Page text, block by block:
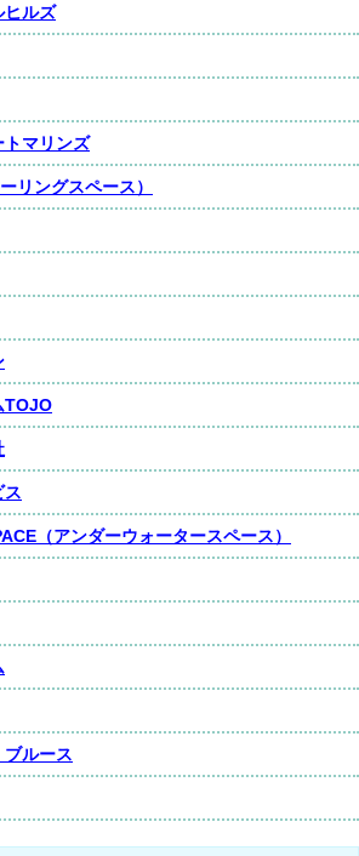
ヒルズ
トマリンズ
リングスペース）
TOJO
ス
（アンダーウォータースペース）
ブルース